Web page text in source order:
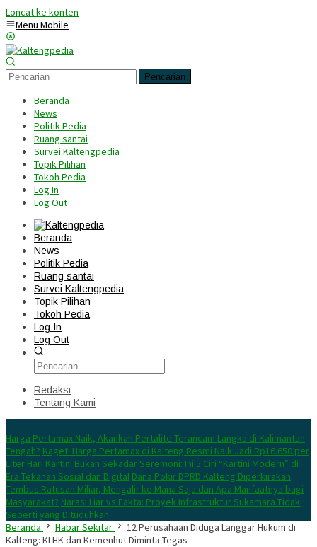
Loncat ke konten
Menu Mobile
Pencarian
Beranda
News
Politik Pedia
Ruang santai
Survei Kaltengpedia
Topik Pilihan
Tokoh Pedia
Log In
Log Out
Beranda
News
Politik Pedia
Ruang santai
Survei Kaltengpedia
Topik Pilihan
Tokoh Pedia
Log In
Log Out
Redaksi
Tentang Kami
Harga Pertamax Naik, Akankah Pertalite Terancam Langka di Kalimantan
Tengah? Kaget! Harga Pertamax di Kalteng Resmi Naik Jadi Rp16.650 per
Liter Hari Kartini Bukan Sekadar Seremoni: Ini 5 Ciri “Kartini Modern” di
Era Tekanan Sosial dan Digital Dana Pokir DPRD Kalteng Diperkirakan
Tembus Ratusan Miliar, Mengalir ke Mana Saja dan Apa Manfaatnya bagi
Masyarakat? Narasi Liar vs Fakta: Proyek Infrastruktur Sukamara Tidak
Seperti yang Dituduhkan
Beranda
Habar Sekitar
12 Perusahaan Diduga Langgar Hukum di
Kalteng: KLHK dan Kemenhut Diminta Tegas